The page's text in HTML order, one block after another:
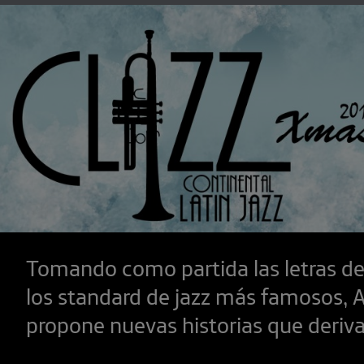
Tomando como partida las letras
los standard de jazz más famosos,
propone nuevas historias que